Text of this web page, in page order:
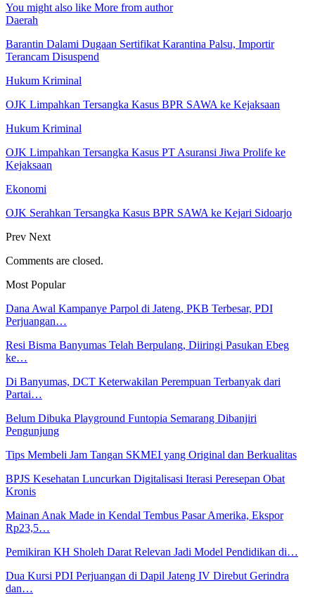
You might also like More from author
Daerah
Barantin Dalami Dugaan Sertifikat Karantina Palsu, Importir
Terancam Disuspend
Hukum Kriminal
OJK Limpahkan Tersangka Kasus BPR SAWA ke Kejaksaan
Hukum Kriminal
OJK Limpahkan Tersangka Kasus PT Asuransi Jiwa Prolife ke
Kejaksaan
Ekonomi
OJK Serahkan Tersangka Kasus BPR SAWA ke Kejari Sidoarjo
Prev Next
Comments are closed.
Most Popular
Dana Awal Kampanye Parpol di Jateng, PKB Terbesar, PDI
Perjuangan…
Resi Bisma Banyumas Telah Berpulang, Diiringi Pasukan Ebeg
ke…
Di Banyumas, DCT Keterwakilan Perempuan Terbanyak dari
Partai…
Belum Dibuka Playground Funtopia Semarang Dibanjiri
Pengunjung
Tips Membeli Jam Tangan SKMEI yang Original dan Berkualitas
BPJS Kesehatan Luncurkan Digitalisasi Iterasi Peresepan Obat
Kronis
Mainan Anak Made in Kendal Tembus Pasar Amerika, Ekspor
Rp23,5…
Pemikiran KH Sholeh Darat Relevan Jadi Model Pendidikan di…
Dua Kursi PDI Perjuangan di Dapil Jateng IV Direbut Gerindra
dan…